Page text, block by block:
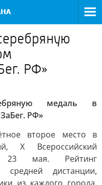
РФ»
медаль в
РФ»
второе место в
X Всероссийский
23 мая. Рейтинг
средней дистанции,